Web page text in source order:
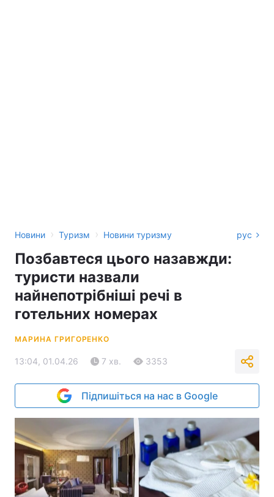
Новини › Туризм › Новини туризму рус
Позбавтеся цього назавжди:
туристи назвали
найнепотрібніші речі в
готельних номерах
МАРИНА ГРИГОРЕНКО
13:04, 01.04.26 7 хв. 3353
Підпишіться на нас в Google